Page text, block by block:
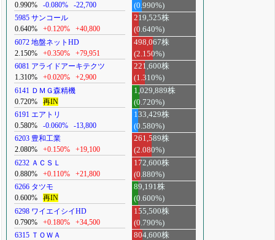
0.990%
-0.080% -22,700
(0.990%)
5985 サンコール
0.640%
+0.120% +40,800
219,525株
(0.640%)
6072 地盤ネットHD
2.150%
+0.350% +79,951
498,067株
(2.150%)
6081 アライドアーキテクツ
1.310%
+0.020% +2,900
221,600株
(1.310%)
6141 ＤＭＧ森精機
0.720%
再IN
1,029,889株
(0.720%)
6191 エアトリ
0.580%
-0.060% -13,800
133,429株
(0.580%)
6203 豊和工業
2.080%
+0.150% +19,100
261,589株
(2.080%)
6232 ＡＣＳＬ
0.880%
+0.110% +21,800
172,600株
(0.880%)
6266 タツモ
0.600%
再IN
89,191株
(0.600%)
6298 ワイエイシイHD
0.790%
+0.180% +34,500
155,500株
(0.790%)
6315 ＴＯＷＡ
804,600株